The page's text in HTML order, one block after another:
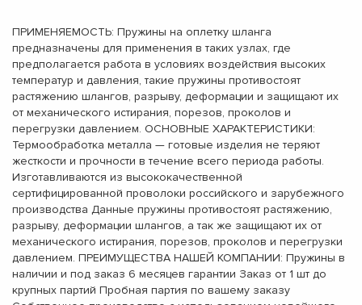
ПРИМЕНЯЕМОСТЬ: Пружины на оплетку шланга
предназначены для применения в таких узлах, где
предполагается работа в условиях воздействия высоких
температур и давления, такие пружины противостоят
растяжению шлангов, разрыву, деформации и защищают их
от механического истирания, порезов, проколов и
перегрузки давлением. ОСНОВНЫЕ ХАРАКТЕРИСТИКИ:
Термообработка металла — готовые изделия не теряют
жесткости и прочности в течение всего периода работы.
Изготавливаются из высококачественной
сертифицированной проволоки российского и зарубежного
производства Данные пружины противостоят растяжению,
разрыву, деформации шлангов, а так же защищают их от
механического истирания, порезов, проколов и перегрузки
давлением. ПРЕИМУЩЕСТВА НАШЕЙ КОМПАНИИ: Пружины в
наличии и под заказ 6 месяцев гарантии Заказ от 1 шт до
крупных партий Пробная партия по вашему заказу